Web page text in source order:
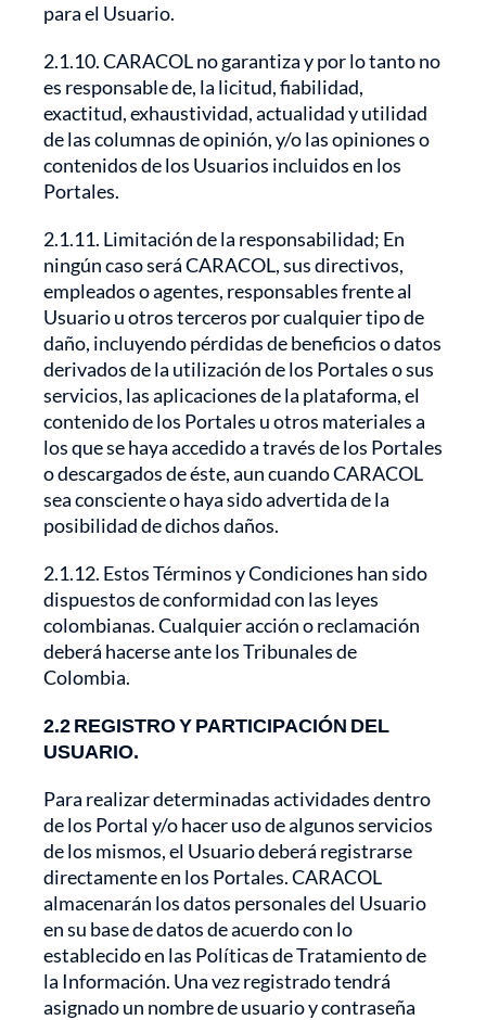
para el Usuario.
2.1.10. CARACOL no garantiza y por lo tanto no
es responsable de, la licitud, fiabilidad,
exactitud, exhaustividad, actualidad y utilidad
de las columnas de opinión, y/o las opiniones o
contenidos de los Usuarios incluidos en los
Portales.
2.1.11. Limitación de la responsabilidad; En
ningún caso será CARACOL, sus directivos,
empleados o agentes, responsables frente al
Usuario u otros terceros por cualquier tipo de
daño, incluyendo pérdidas de beneficios o datos
derivados de la utilización de los Portales o sus
servicios, las aplicaciones de la plataforma, el
contenido de los Portales u otros materiales a
los que se haya accedido a través de los Portales
o descargados de éste, aun cuando CARACOL
sea consciente o haya sido advertida de la
posibilidad de dichos daños.
2.1.12. Estos Términos y Condiciones han sido
dispuestos de conformidad con las leyes
colombianas. Cualquier acción o reclamación
deberá hacerse ante los Tribunales de
Colombia.
2.2 REGISTRO Y PARTICIPACIÓN DEL
USUARIO.
Para realizar determinadas actividades dentro
de los Portal y/o hacer uso de algunos servicios
de los mismos, el Usuario deberá registrarse
directamente en los Portales. CARACOL
almacenarán los datos personales del Usuario
en su base de datos de acuerdo con lo
establecido en las Políticas de Tratamiento de
la Información. Una vez registrado tendrá
asignado un nombre de usuario y contraseña